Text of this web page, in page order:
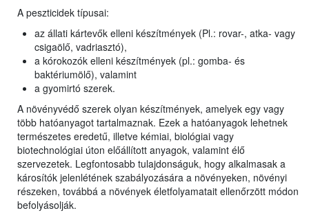
A peszticidek típusai:
az állati kártevők elleni készítmények (Pl.: rovar-, atka- vagy
csigaölő, vadriasztó),
a kórokozók elleni készítmények (pl.: gomba- és
baktériumölő), valamint
a gyomirtó szerek.
A növényvédő szerek olyan készítmények, amelyek egy vagy
több hatóanyagot tartalmaznak. Ezek a hatóanyagok lehetnek
természetes eredetű, illetve kémiai, biológiai vagy
biotechnológiai úton előállított anyagok, valamint élő
szervezetek. Legfontosabb tulajdonságuk, hogy alkalmasak a
károsítók jelenlétének szabályozására a növényeken, növényi
részeken, továbbá a növények életfolyamatait ellenőrzött módon
befolyásolják.